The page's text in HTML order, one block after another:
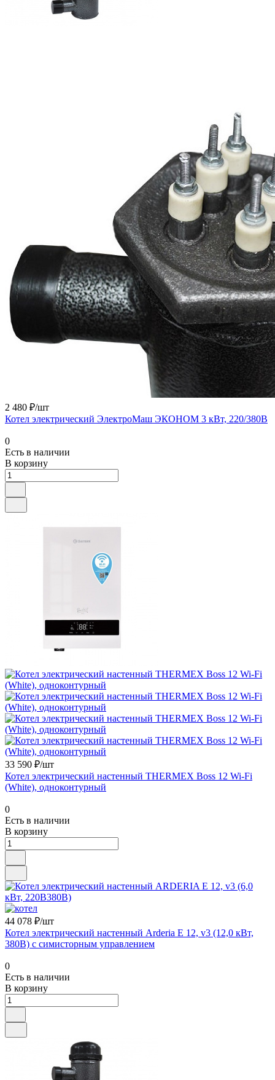
2 480 ₽/шт
Котел электрический ЭлектроМаш ЭКОНОМ 3 кВт, 220/380В
0
Есть в наличии
В корзину
33 590 ₽/шт
Котел электрический настенный THERMEX Boss 12 Wi-Fi
(White), одноконтурный
0
Есть в наличии
В корзину
44 078 ₽/шт
Котел электрический настенный Arderia E 12, v3 (12,0 кВт,
380В) с симисторным управлением
0
Есть в наличии
В корзину